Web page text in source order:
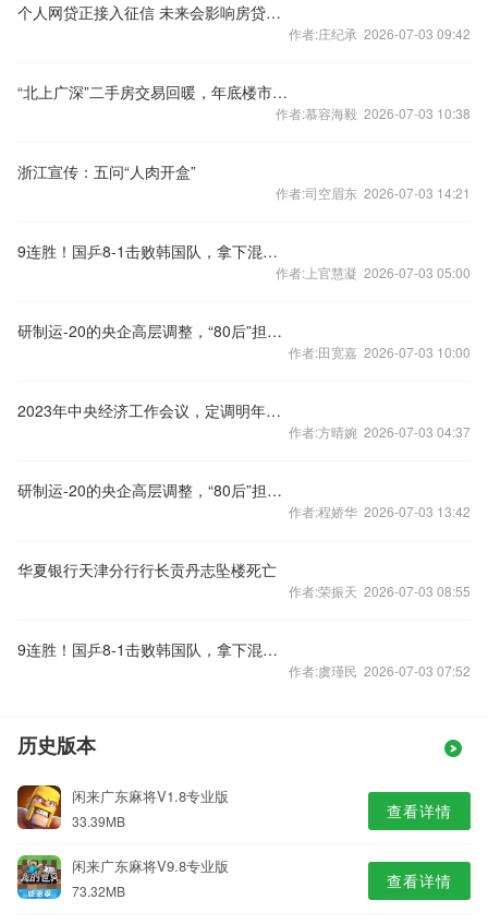
个人网贷正接入征信 未来会影响房贷么？
作者:庄纪承 2026-07-03 09:42
“北上广深”二手房交易回暖，年底楼市怎样看？
作者:慕容海毅 2026-07-03 10:38
浙江宣传：五问“人肉开盒”
作者:司空眉东 2026-07-03 14:21
9连胜！国乒8-1击败韩国队，拿下混合团体世界杯冠军
作者:上官慧凝 2026-07-03 05:00
研制运-20的央企高层调整，“80后”担任总经理
作者:田宽嘉 2026-07-03 10:00
2023年中央经济工作会议，定调明年经济工作
作者:方晴婉 2026-07-03 04:37
研制运-20的央企高层调整，“80后”担任总经理
作者:程娇华 2026-07-03 13:42
华夏银行天津分行行长贡丹志坠楼死亡
作者:荣振天 2026-07-03 08:55
9连胜！国乒8-1击败韩国队，拿下混合团体世界杯冠军
作者:虞瑾民 2026-07-03 07:52
历史版本
闲来广东麻将V1.8专业版
33.39MB 查看详情
闲来广东麻将V9.8专业版
73.32MB 查看详情